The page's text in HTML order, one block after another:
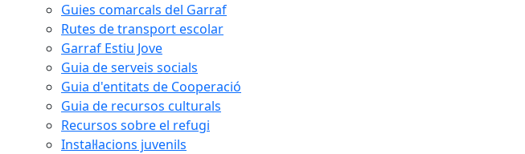
Guies comarcals del Garraf
Rutes de transport escolar
Garraf Estiu Jove
Guia de serveis socials
Guia d'entitats de Cooperació
Guia de recursos culturals
Recursos sobre el refugi
Instal·lacions juvenils